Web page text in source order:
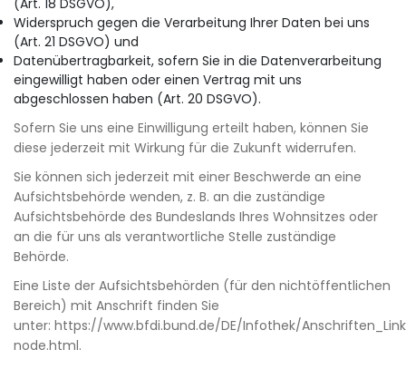
(Art. 18 DSGVO),
Widerspruch gegen die Verarbeitung Ihrer Daten bei uns
(Art. 21 DSGVO) und
Datenübertragbarkeit, sofern Sie in die Datenverarbeitung
eingewilligt haben oder einen Vertrag mit uns
abgeschlossen haben (Art. 20 DSGVO).
Sofern Sie uns eine Einwilligung erteilt haben, können Sie
diese jederzeit mit Wirkung für die Zukunft widerrufen.
Sie können sich jederzeit mit einer Beschwerde an eine
Aufsichtsbehörde wenden, z. B. an die zuständige
Aufsichtsbehörde des Bundeslands Ihres Wohnsitzes oder
an die für uns als verantwortliche Stelle zuständige
Behörde.
Eine Liste der Aufsichtsbehörden (für den nichtöffentlichen
Bereich) mit Anschrift finden Sie
unter: https://www.bfdi.bund.de/DE/Infothek/
node.html.